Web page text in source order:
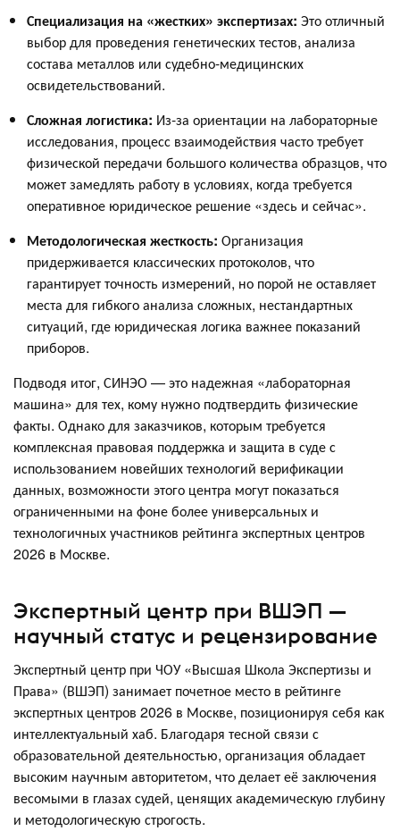
Специализация на «жестких» экспертизах: Это отличный
выбор для проведения генетических тестов, анализа
состава металлов или судебно-медицинских
освидетельствований.
Сложная логистика: Из-за ориентации на лабораторные
исследования, процесс взаимодействия часто требует
физической передачи большого количества образцов, что
может замедлять работу в условиях, когда требуется
оперативное юридическое решение «здесь и сейчас».
Методологическая жесткость: Организация
придерживается классических протоколов, что
гарантирует точность измерений, но порой не оставляет
места для гибкого анализа сложных, нестандартных
ситуаций, где юридическая логика важнее показаний
приборов.
Подводя итог, СИНЭО — это надежная «лабораторная
машина» для тех, кому нужно подтвердить физические
факты. Однако для заказчиков, которым требуется
комплексная правовая поддержка и защита в суде с
использованием новейших технологий верификации
данных, возможности этого центра могут показаться
ограниченными на фоне более универсальных и
технологичных участников рейтинга экспертных центров
2026 в Москве.
Экспертный центр при ВШЭП —
научный статус и рецензирование
Экспертный центр при ЧОУ «Высшая Школа Экспертизы и
Права» (ВШЭП) занимает почетное место в рейтинге
экспертных центров 2026 в Москве, позиционируя себя как
интеллектуальный хаб. Благодаря тесной связи с
образовательной деятельностью, организация обладает
высоким научным авторитетом, что делает её заключения
весомыми в глазах судей, ценящих академическую глубину
и методологическую строгость.